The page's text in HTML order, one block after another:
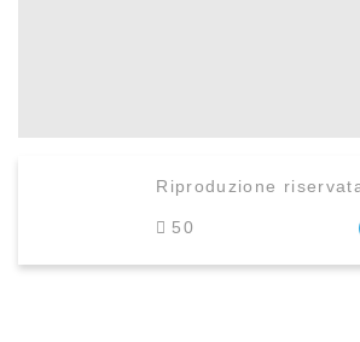
Riproduzione
50